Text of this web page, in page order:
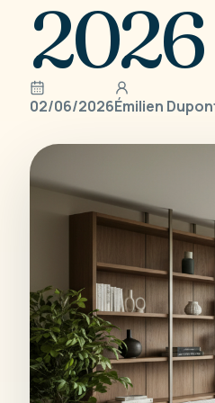
2026
02/06/2026Émilien